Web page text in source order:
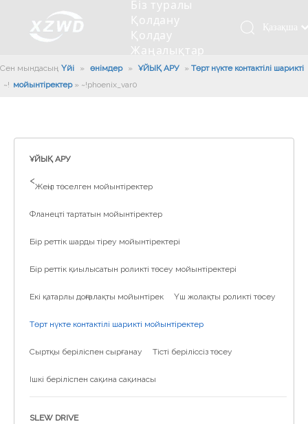
Кесетін төсеу
Біз туралы
Компания туралы мәлімет
Қолдану
Инженерлік машиналар
Қолдау
Мойынтіректерді орнату
Жаңалықтар
Ұзындығы сақина
Бізбен
хабарласыңыз
Қазақша
Türk dili
Сен мындасың: Үйі » өнімдер » ҰЙЫҚ АРУ » Төрт нүкте контактілі шарикті
мойынтіректер » ~!phoenix_var0!~
ҰЙЫҚ АРУ
>
Жеңіл төселген мойынтіректер
Фланецті тартатын мойынтіректер
Бір реттік шарды тіреу мойынтіректері
Бір реттік қиылысатын роликті төсеу мойынтіректері
Екі қатарлы доңғалақты мойынтірек Үш жолақты роликті төсеу
Төрт нүкте контактілі шарикті мойынтіректер
Сыртқы беріліспен сырғанау Тісті беріліссіз төсеу
Ішкі беріліспен сақина сақинасы
SLEW DRIVE